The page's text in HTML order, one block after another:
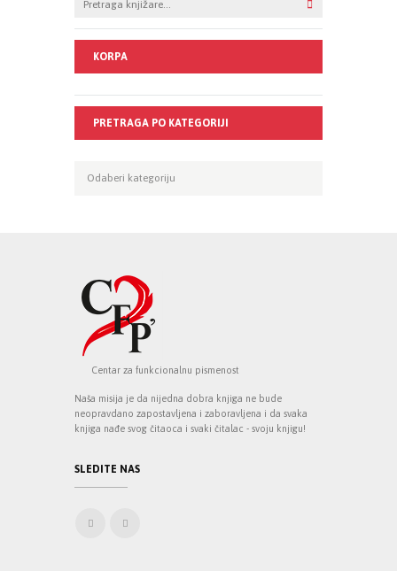
KORPA
PRETRAGA PO KATEGORIJI
Centar za funkcionalnu pismenost
Naša misija je da nijedna dobra knjiga ne bude
neopravdano zapostavljena i zaboravljena i da svaka
knjiga nađe svog čitaoca i svaki čitalac - svoju knjigu!
SLEDITE NAS